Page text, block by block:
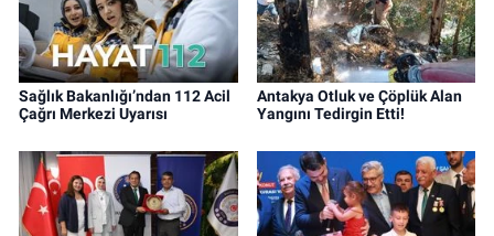
Sağlık Bakanlığı’ndan 112 Acil
Çağrı Merkezi Uyarısı
Antakya Otluk ve Çöplük Alan
Yangını Tedirgin Etti!